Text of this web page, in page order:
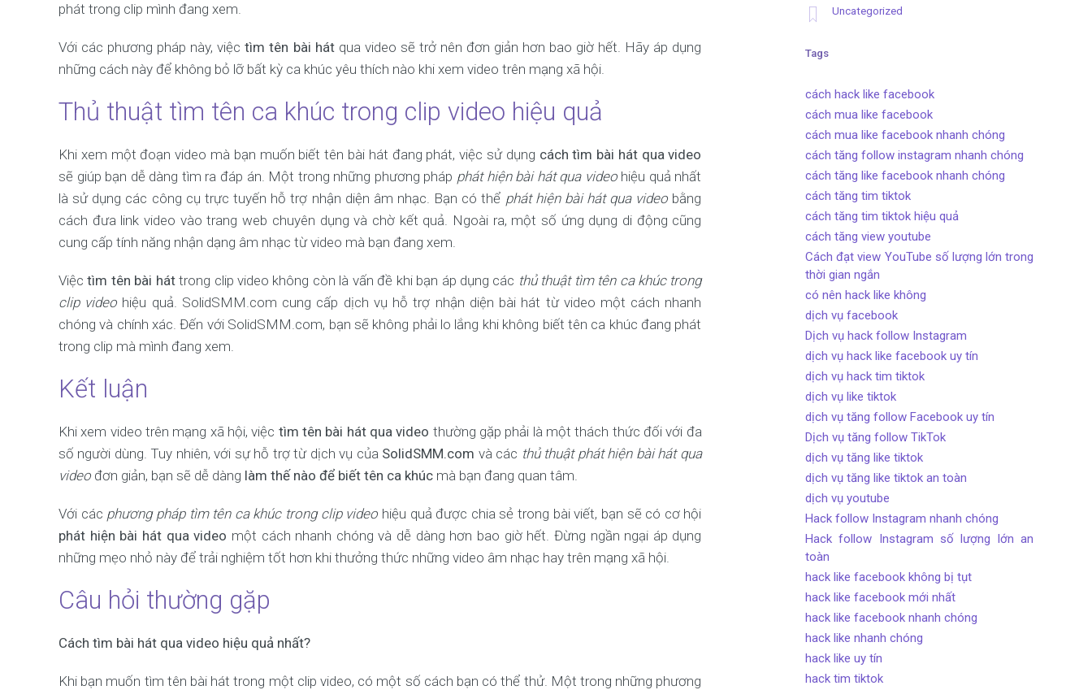
phát trong clip mình đang xem.
Với các phương pháp này, việctìm tên bài hátqua video sẽ trở nên đơn giản hơn bao giờ hết. Hãy áp dụng
những cách này để không bỏ lỡ bất kỳ ca khúc yêu thích nào khi xem video trên mạng xã hội.
Thủ thuật tìm tên ca khúc trong clip video hiệu quả
Khi xem một đoạn video mà bạn muốn biết tên bài hát đang phát, việc sử dụng cách tìm bài hát qua video
sẽ giúp bạn dễ dàng tìm ra đáp án. Một trong những phương pháp phát hiện bài hát qua videohiệu quả nhất
là sử dụng các công cụ trực tuyến hỗ trợ nhận diện âm nhạc. Bạn có thể phát hiện bài hát qua video bằng
cách đưa link video vào trang web chuyên dụng và chờ kết quả. Ngoài ra, một số ứng dụng di động cũng
cung cấp tính năng nhận dạng âm nhạc từ video mà bạn đang xem.
Việctìm tên bài háttrong clip video không còn là vấn đề khi bạn áp dụng các thủ thuật tìm tên ca khúc trong
clip video hiệu quả. SolidSMM.com cung cấp dịch vụ hỗ trợ nhận diện bài hát từ video một cách nhanh
chóng và chính xác. Đến với SolidSMM.com, bạn sẽ không phải lo lắng khi không biết tên ca khúc đang phát
trong clip mà mình đang xem.
Kết luận
Khi xem video trên mạng xã hội, việc tìm tên bài hát qua video thường gặp phải là một thách thức đối với đa
số người dùng. Tuy nhiên, với sự hỗ trợ từ dịch vụ của SolidSMM.com và các thủ thuật phát hiện bài hát qua
video đơn giản, bạn sẽ dễ dàng làm thế nào để biết tên ca khúc mà bạn đang quan tâm.
Với các phương pháp tìm tên ca khúc trong clip video hiệu quả được chia sẻ trong bài viết, bạn sẽ có cơ hội
phát hiện bài hát qua video một cách nhanh chóng và dễ dàng hơn bao giờ hết. Đừng ngần ngại áp dụng
những mẹo nhỏ này để trải nghiệm tốt hơn khi thưởng thức những video âm nhạc hay trên mạng xã hội.
Câu hỏi thường gặp
Cách tìm bài hát qua video hiệu quả nhất?
Khi bạn muốn tìm tên bài hát trong một clip video, có một số cách bạn có thể thử. Một trong những phương
Uncategorized
Tags
cách hack like facebook
cách mua like facebook
cách mua like facebook nhanh chóng
cách tăng follow instagram nhanh chóng
cách tăng like facebook nhanh chóng
cách tăng tim tiktok
cách tăng tim tiktok hiệu quả
cách tăng view youtube
Cách đạt view YouTube số lượng lớn trong
thời gian ngắn
có nên hack like không
dịch vụ facebook
Dịch vụ hack follow Instagram
dịch vụ hack like facebook uy tín
dịch vụ hack tim tiktok
dịch vụ like tiktok
dịch vụ tăng follow Facebook uy tín
Dịch vụ tăng follow TikTok
dịch vụ tăng like tiktok
dịch vụ tăng like tiktok an toàn
dịch vụ youtube
Hack follow Instagram nhanh chóng
Hack follow Instagram số lượng lớn an
toàn
hack like facebook không bị tụt
hack like facebook mới nhất
hack like facebook nhanh chóng
hack like nhanh chóng
hack like uy tín
hack tim tiktok